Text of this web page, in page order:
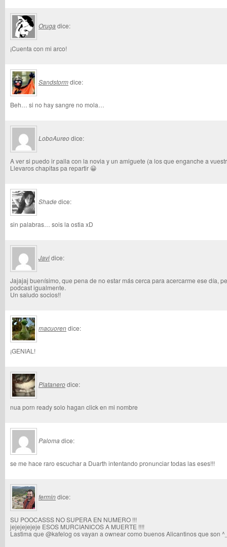
Oruga dice:
¡Cuenta con mi arco!
Sandstormdice:
Beh… si no hay sangre no mola…
LoboAureodice:
A ver si puedo ir palla con la novia y un amiguete (a los que enganche a
Llevaros chapitas pa repartir 😀
Shadedice:
sin palabras… sois la ostia xD
Javidice:
Jajajaj buenísimo, que pena de no estar más cerca para acercarme ese día,
podcast igualmente.
Un saludo socios!!
macuorendice:
¡GENIAL!
Platanerodice:
nua porn ready solo hagan click en mi nombre
Palomadice:
se me hace raro escuchar a Duarth intentando pronunciar todas las eses!!!
fermindice:
SU POOCASSS NO SUPERA EN NUMERO !!!
jejejejejeje ESOS MURCIANICOS A MUERTE !!!!
Lastima que @kafelog os vayan a ownear como buenos Alicantinos que son